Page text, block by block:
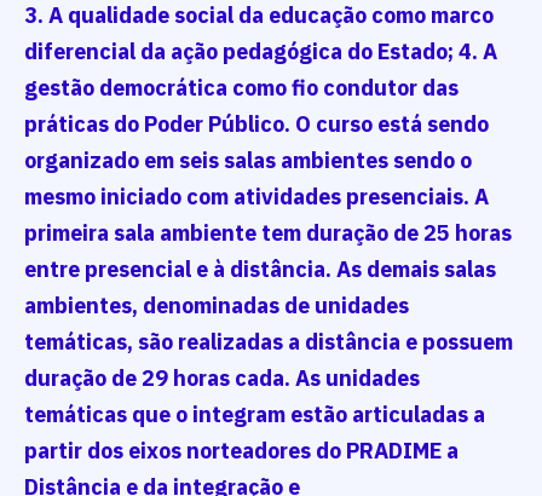
3. A qualidade social da educação como marco
diferencial da ação pedagógica do Estado; 4. A
gestão democrática como fio condutor das
práticas do Poder Público. O curso está sendo
organizado em seis salas ambientes sendo o
mesmo iniciado com atividades presenciais. A
primeira sala ambiente tem duração de 25 horas
entre presencial e à distância. As demais salas
ambientes, denominadas de unidades
temáticas, são realizadas a distância e possuem
duração de 29 horas cada. As unidades
temáticas que o integram estão articuladas a
partir dos eixos norteadores do PRADIME a
Distância e da integração e